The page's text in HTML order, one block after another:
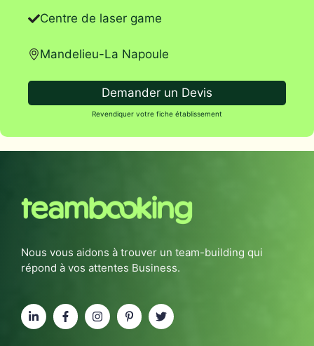
Centre de laser game
Mandelieu-La Napoule
Demander un Devis
Revendiquer votre fiche établissement
Nous vous aidons à trouver un team-building qui
répond à vos attentes Business.